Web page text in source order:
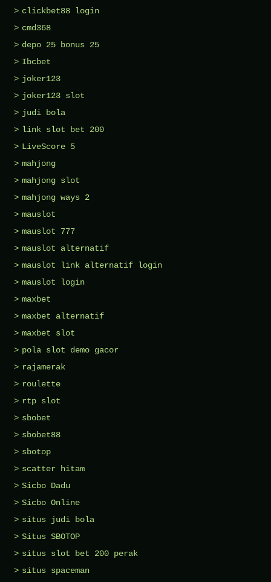
clickbet88 login
cmd368
depo 25 bonus 25
Ibcbet
joker123
joker123 slot
judi bola
link slot bet 200
LiveScore 5
mahjong
mahjong slot
mahjong ways 2
mauslot
mauslot 777
mauslot alternatif
mauslot link alternatif login
mauslot login
maxbet
maxbet alternatif
maxbet slot
pola slot demo gacor
rajamerak
roulette
rtp slot
sbobet
sbobet88
sbotop
scatter hitam
Sicbo Dadu
Sicbo Online
situs judi bola
Situs SBOTOP
situs slot bet 200 perak
situs spaceman